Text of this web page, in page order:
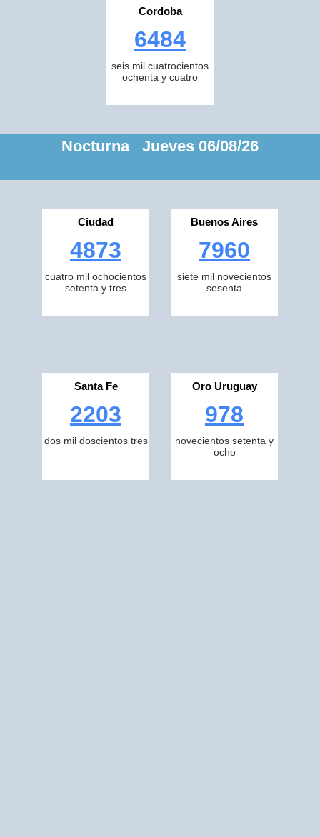
Cordoba
6484
seis mil cuatrocientos
ochenta y cuatro
Nocturna Jueves 06/08/26
Ciudad
4873
cuatro mil ochocientos
setenta y tres
Buenos Aires
7960
siete mil novecientos
sesenta
Santa Fe
2203
dos mil doscientos tres
Oro Uruguay
978
novecientos setenta y
ocho